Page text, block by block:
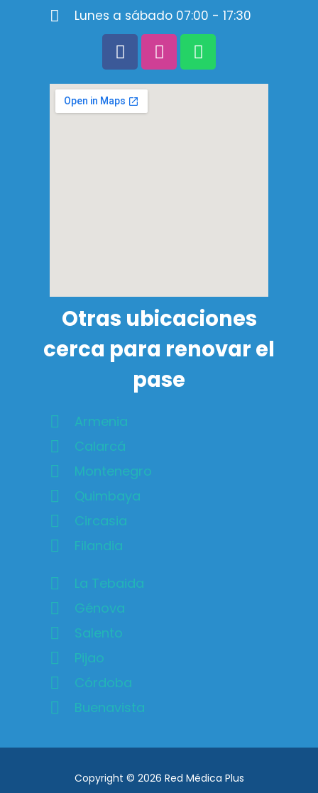
Lunes a sábado 07:00 - 17:30
Otras ubicaciones
cerca para renovar el
pase
Armenia
Calarcá
Montenegro
Quimbaya
Circasia
Filandia
La Tebaida
Génova
Salento
Pijao
Córdoba
Buenavista
Copyright © 2026 Red Médica Plus